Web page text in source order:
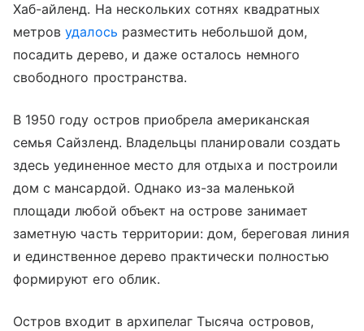
Хаб-айленд. На нескольких сотнях квадратных
метровудалось разместить небольшой дом,
посадить дерево, и даже осталось немного
свободного пространства.
В 1950 году остров приобрела американская
семья Сайзленд. Владельцы планировали создать
здесь уединенное место для отдыха и построили
дом с мансардой. Однако из-за маленькой
площади любой объект на острове занимает
заметную часть территории: дом, береговая линия
и единственное дерево практически полностью
формируют его облик.
Остров входит в архипелаг Тысяча островов,